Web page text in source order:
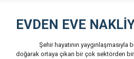
EVDEN EVE
Şehir hayatının yaygınlaşmasıyla
doğarak ortaya çıkan bir çok sektörden